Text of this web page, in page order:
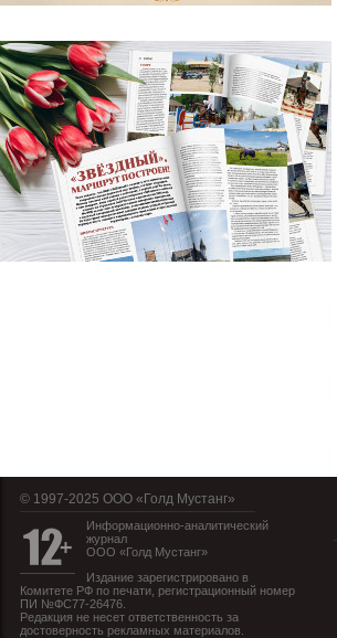
© 1997-2025 OOO «Голд Мустанг»
Информационно-аналитический
журнал
ООО «Голд Мустанг»
Издание зарегистрировано в
Комитете РФ по печати, регистрационный номер
ПИ №ФС77-26476.
Редакция не несет ответственность за
достоверность рекламных материалов.